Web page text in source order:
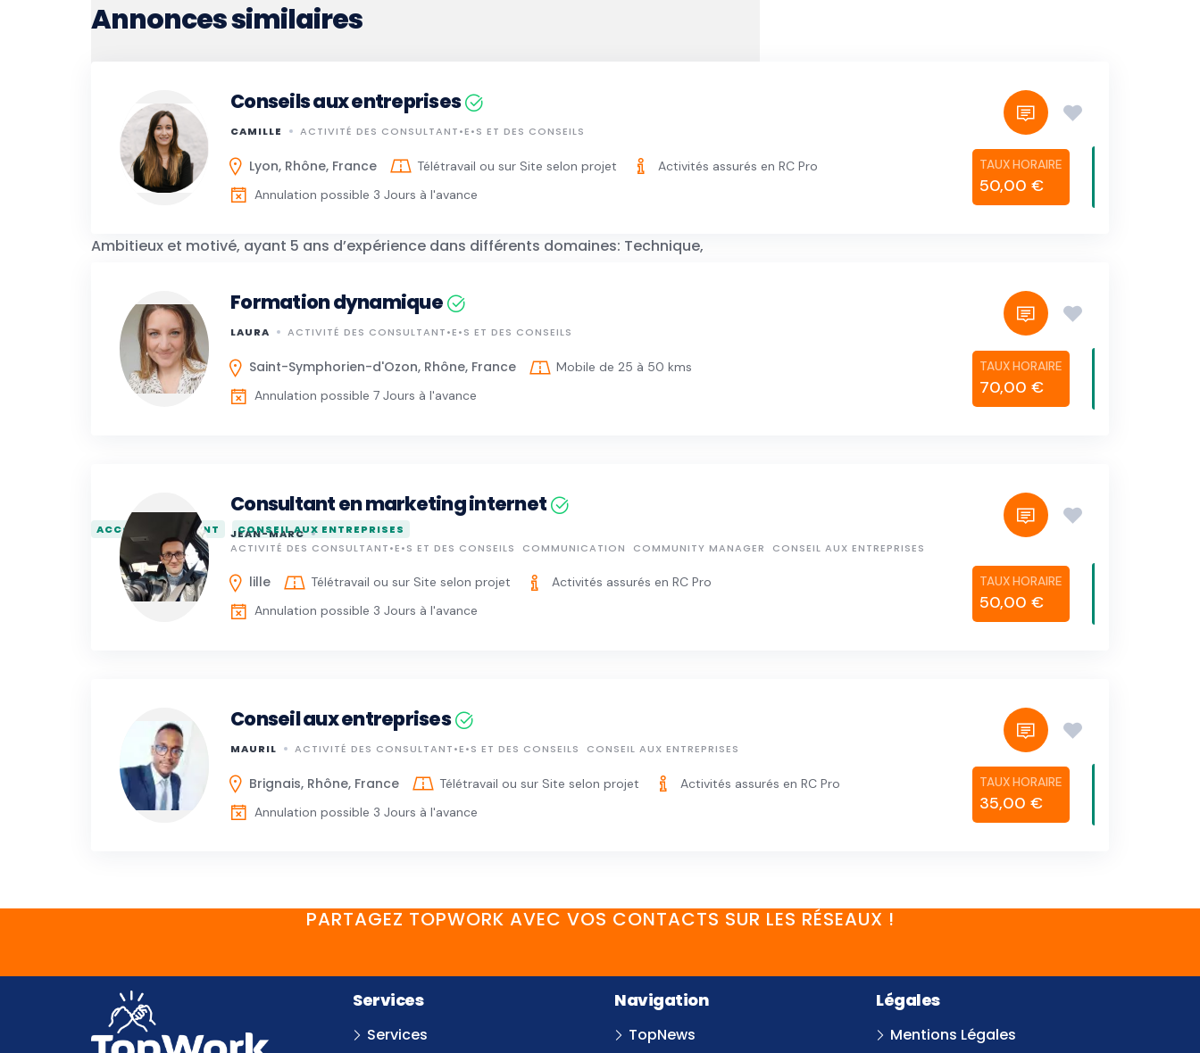
Ambitieux et motivé, ayant 5 ans d’expérience dans différents domaines: Technique,
Je vous propose mes services de conseils pour les affaires et la gestion.
Contactez-moi !
ACCOMPAGNEMENT CONSEIL AUX ENTREPRISES
Annonces similaires
Conseils aux entreprises
CAMILLE ACTIVITÉ DES CONSULTANT•E•S ET DES CONSEILS
Lyon, Rhône, France Télétravail ou sur Site selon projet
Activités assurés en RC Pro
Annulation possible 3 Jours à l'avance
50,00 €
Formation dynamique
LAURA ACTIVITÉ DES CONSULTANT•E•S ET DES CONSEILS
Saint-Symphorien-d'Ozon, Rhône, France
Mobile de 25 à 50 kms
Annulation possible 7 Jours à l'avance
70,00 €
Consultant en marketing internet
JEAN-MARC
ACTIVITÉ DES CONSULTANT•E•S ET DES CONSEILS
COMMUNICATION COMMUNITY MANAGER CONSEIL AUX ENTREPRISES
lille Télétravail ou sur Site selon projet
Activités assurés en RC Pro
Annulation possible 3 Jours à l'avance
50,00 €
Conseil aux entreprises
MAURIL ACTIVITÉ DES CONSULTANT•E•S ET DES CONSEILS CONSEIL AUX ENTREPRISES
Brignais, Rhône, France Télétravail ou sur Site selon projet
Activités assurés en RC Pro
Annulation possible 3 Jours à l'avance
35,00 €
PARTAGEZ TOPWORK AVEC VOS CONTACTS SUR LES RÉSEAUX !
Services
Services
Navigation
TopNews
Légales
Mentions Légales